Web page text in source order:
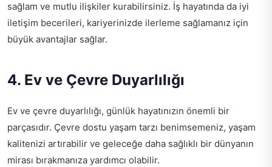
sağlam ve mutlu ilişkiler kurabilirsiniz. İş hayatında da iyi
iletişim becerileri, kariyerinizde ilerleme sağlamanız için
büyük avantajlar sağlar.
4. Ev ve Çevre Duyarlılığı
Ev ve çevre duyarlılığı, günlük hayatınızın önemli bir
parçasıdır. Çevre dostu yaşam tarzı benimsemeniz, yaşam
kalitenizi artırabilir ve geleceğe daha sağlıklı bir dünyanın
mirası bırakmanıza yardımcı olabilir.